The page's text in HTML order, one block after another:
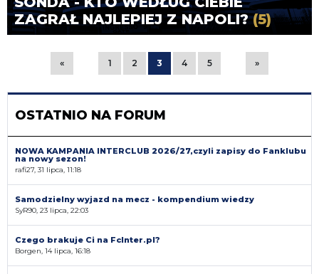
ZAGRAŁ NAJLEPIEJ Z NAPOLI?(5)
« 1 2 3 4 5 »
OSTATNIO NA FORUM
NOWA KAMPANIA INTERCLUB 2026/27,czyli zapisy do Fanklubu
na nowy sezon!
rafi27, 31 lipca, 11:18
Samodzielny wyjazd na mecz - kompendium wiedzy
SyR90, 23 lipca, 22:03
Czego brakuje Ci na FcInter.pl?
Borgen, 14 lipca, 16:18